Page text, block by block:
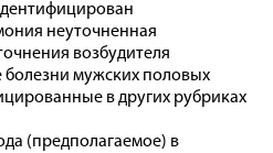
неуточненная
возбудителя
болезни мужских половых
в других рубриках
(предполагаемое) в